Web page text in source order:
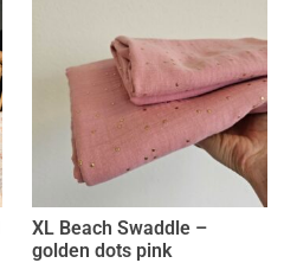
XL Beach Swaddle –
golden dots pink